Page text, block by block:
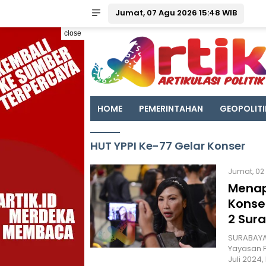
Jumat, 07 Agu 2026 15:48 WIB
close
HOME PEMERINTAHAN
HUT YPPI Ke-77 Gelar Konser
Jumat, 02
2
Yayasan
Juli